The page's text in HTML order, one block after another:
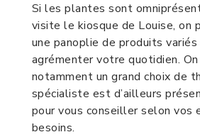
Si les plantes sont
visite le kiosque de Louise, on
une panoplie de produits
agrémenter votre quotidien.
notamment un grand choix de
spécialiste est d’ailleurs
pour vous conseiller selon vos
besoins.